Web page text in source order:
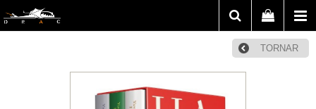
TORNAR